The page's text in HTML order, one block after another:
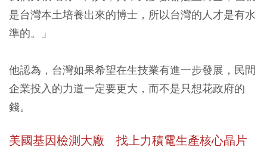
是台灣本土培養出來的博士，所以台灣的人才是有水
準的。」
他認為，台灣如果希望在生技業有進一步發展，民間
企業投入的力道一定要更大，而不是只想花政府的
錢。
美國基因檢測大廠 找上力積電生產核心晶片